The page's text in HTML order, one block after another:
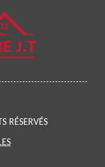
RÉSERVÉS